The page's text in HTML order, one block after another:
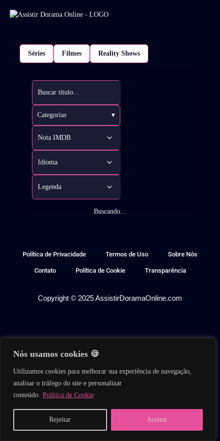
Nós usamos cookies 🍪
Utilizamos cookies para melhorar sua experiência de navegação,
analisar o tráfego do site e personalizar
conteúdo. Política de Cookie
Rejeitar Aceitar
Séries Filmes Reality Shows
Categorias ▾
Buscando...
Política de Privacidade Termos de Uso Sobre Nós
Contato Política de Cookie Transparência
Copyright © 2025 AssistirDoramaOnline.com
Buscar Filmes